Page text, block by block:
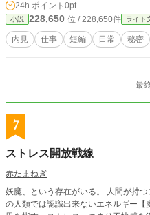
24h.ポイント 0pt
小説 228,650 位 / 228,650件 ライト
内見 仕事 短編 日常 秘密
最
7
ストレス開放戦線
赤たまねぎ
妖魔、という存在がいる。 人間が持
の人類では認識出来ないエネルギー